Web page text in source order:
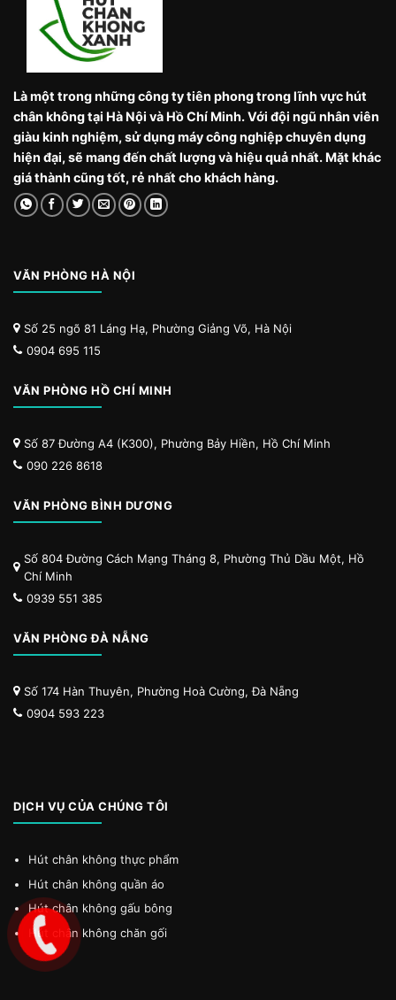
Là một trong những công ty tiên phong trong lĩnh vực hút
chân không tại Hà Nội và Hồ Chí Minh. Với đội ngũ nhân viên
giàu kinh nghiệm, sử dụng máy công nghiệp chuyên dụng
hiện đại, sẽ mang đến chất lượng và hiệu quả nhất. Mặt khác
giá thành cũng tốt, rẻ nhất cho khách hàng.
VĂN PHÒNG HÀ NỘI
Số 25 ngõ 81 Láng Hạ, Phường Giảng Võ, Hà Nội
0904 695 115
VĂN PHÒNG HỒ CHÍ MINH
Số 87 Đường A4 (K300), Phường Bảy Hiền, Hồ Chí Minh
090 226 8618
VĂN PHÒNG BÌNH DƯƠNG
Số 804 Đường Cách Mạng Tháng 8, Phường Thủ Dầu Một, Hồ
Chí Minh
0939 551 385
VĂN PHÒNG ĐÀ NẴNG
Số 174 Hàn Thuyên, Phường Hoà Cường, Đà Nẵng
0904 593 223
DỊCH VỤ CỦA CHÚNG TÔI
Hút chân không thực phẩm
Hút chân không quần áo
Hút chân không gấu bông
Hút chân không chăn gối